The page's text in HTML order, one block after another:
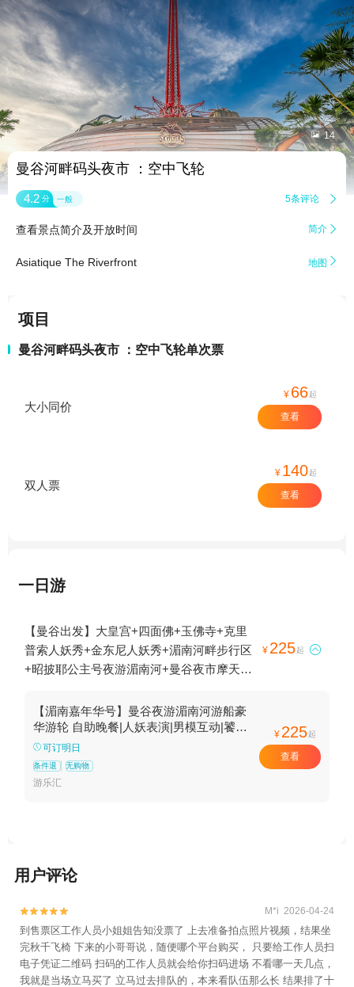
 14
曼谷河畔码头夜市 ：空中飞轮
4.2 分 一般 5条评论 
查看景点简介及开放时间 简介 
Asiatique The Riverfront 地图 
项目
曼谷河畔码头夜市 ：空中飞轮单次票
大小同价
¥ 66起
查看
双人票
¥ 140起
查看
一日游
【曼谷出发】大皇宫+四面佛+玉佛寺+克里
普索人妖秀+金东尼人妖秀+湄南河畔步行区
+昭披耶公主号夜游湄南河+曼谷夜市摩天轮
河游船+曼谷湄南河-玛丽莲号+湄南之星公主
号夜游湄南河+璀璨明珠号夜游湄南河+大珍
珠号湄南河游船+白玉兰号夜游湄南河+夜游
湄南河白兰花号游船晚餐+湄南河+Viva奥朗
卡号夜游湄南河+昭披耶号夜游湄南河+玛丽
河+河畔号夜游湄南河+奥彼林号夜游湄南河
游湄南河+奢丽白号湄南河游船+曼谷大皇宫
+嘉年华号湄南河游船+湄南星河号湄南河游
船+萨瓦迪昭披耶号湄南河游船+曼谷河畔码
头夜市 ：空中飞轮+湄南河游船1日游
¥ 225起 
【湄南嘉年华号】曼谷夜游湄南河游船豪
华游轮 自助晚餐|人妖表演|男模互动|饕餮
盛筵|地标美景
可订明日
条件退 无购物
游乐汇
¥ 225起
查看
用户评论

 M*i 2026-04-24
到售票区工作人员小姐姐告知没票了 上去准备拍点照片视频，结果坐
完秋千飞椅 下来的小哥哥说，随便哪个平台购买， 只要给工作人员扫
电子凭证二维码 扫码的工作人员就会给你扫码进场 不看哪一天几点，
我就是当场立马买了 立马过去排队的，本来看队伍那么长 结果排了十
